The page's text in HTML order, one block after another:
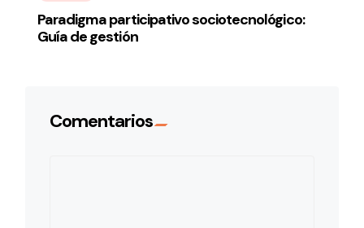
Paradigma participativo sociotecnológico:
Guía de gestión
Comentarios